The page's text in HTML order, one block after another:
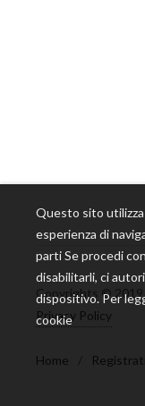
Copyrights © 2019
Privacy Policy
Home Registrati
Questo sito
esperienza di
parti Se procedi
disabilitarli, ci
dispositivo. Per
cookie